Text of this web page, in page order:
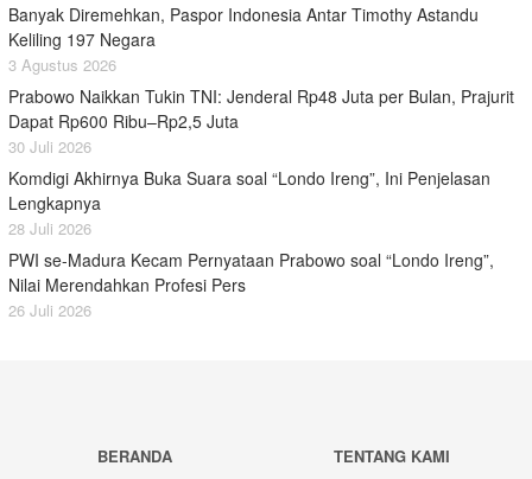
Banyak Diremehkan, Paspor Indonesia Antar Timothy Astandu
Keliling 197 Negara
3 Agustus 2026
Prabowo Naikkan Tukin TNI: Jenderal Rp48 Juta per Bulan, Prajurit
Dapat Rp600 Ribu–Rp2,5 Juta
30 Juli 2026
Komdigi Akhirnya Buka Suara soal “Londo Ireng”, Ini Penjelasan
Lengkapnya
28 Juli 2026
PWI se-Madura Kecam Pernyataan Prabowo soal “Londo Ireng”,
Nilai Merendahkan Profesi Pers
26 Juli 2026
BERANDA
TENTANG KAMI